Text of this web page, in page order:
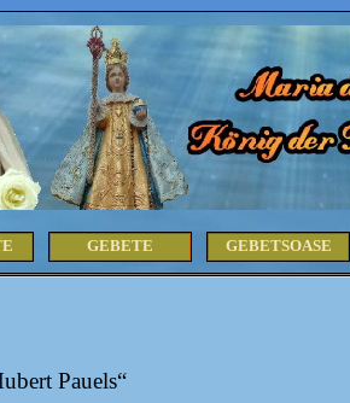
GEBETE GEBETSOASE
Pauels“